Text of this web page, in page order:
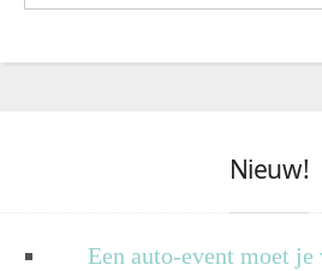
Nieuw!
Een auto-event moet